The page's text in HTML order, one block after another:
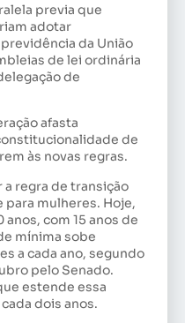
previa que
adotar
da União
de lei ordinária
de
afasta
de
às novas regras.
regra de transição
mulheres. Hoje,
com 15 anos de
mínima sobe
a cada ano, segundo
pelo Senado.
estende essa
dois anos.